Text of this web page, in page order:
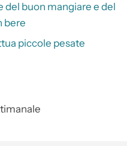
del buon mangiare e del
bere
piccole pesate